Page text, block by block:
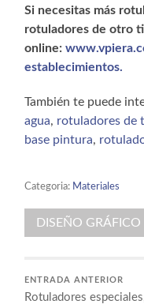
Si necesitas más
rotuladores de otro
online:
establecimientos.
También te puede
agua, rotuladores de
base pintura,
Categoria: Materiales
DISEÑO GRÁFICO
ENTRADA ANTERIOR
Rotuladores